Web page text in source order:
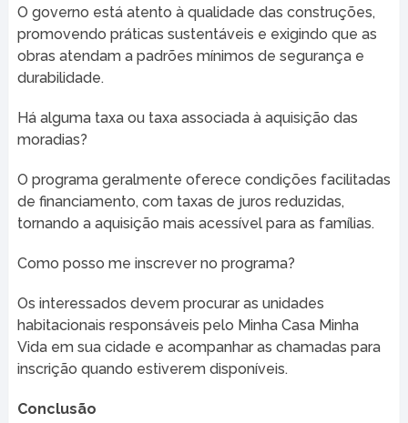
O governo está atento à qualidade das construções,
promovendo práticas sustentáveis e exigindo que as
obras atendam a padrões mínimos de segurança e
durabilidade.
Há alguma taxa ou taxa associada à aquisição das
moradias?
O programa geralmente oferece condições facilitadas
de financiamento, com taxas de juros reduzidas,
tornando a aquisição mais acessível para as famílias.
Como posso me inscrever no programa?
Os interessados devem procurar as unidades
habitacionais responsáveis pelo Minha Casa Minha
Vida em sua cidade e acompanhar as chamadas para
inscrição quando estiverem disponíveis.
Conclusão